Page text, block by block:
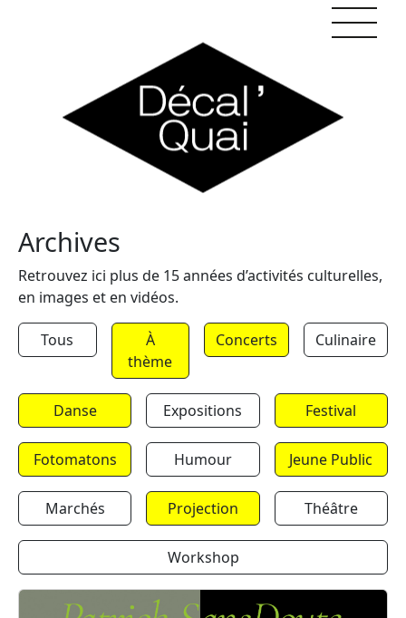
Archives
Retrouvez ici plus de 15 années d’activités culturelles,
en images et en vidéos.
Tous
À
thème
Concerts Culinaire
Danse Expositions Festival
Fotomatons Humour Jeune Public
Marchés Projection Théâtre
Workshop